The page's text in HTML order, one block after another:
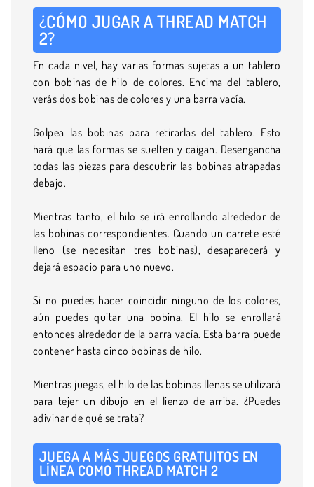
¿CÓMO JUGAR A THREAD MATCH
2?
En cada nivel, hay varias formas sujetas a un tablero
con bobinas de hilo de colores. Encima del tablero,
verás dos bobinas de colores y una barra vacía.
Golpea las bobinas para retirarlas del tablero. Esto
hará que las formas se suelten y caigan. Desengancha
todas las piezas para descubrir las bobinas atrapadas
debajo.
Mientras tanto, el hilo se irá enrollando alrededor de
las bobinas correspondientes. Cuando un carrete esté
lleno (se necesitan tres bobinas), desaparecerá y
dejará espacio para uno nuevo.
Si no puedes hacer coincidir ninguno de los colores,
aún puedes quitar una bobina. El hilo se enrollará
entonces alrededor de la barra vacía. Esta barra puede
contener hasta cinco bobinas de hilo.
Mientras juegas, el hilo de las bobinas llenas se utilizará
para tejer un dibujo en el lienzo de arriba. ¿Puedes
adivinar de qué se trata?
JUEGA A MÁS JUEGOS GRATUITOS EN
LÍNEA COMO THREAD MATCH 2